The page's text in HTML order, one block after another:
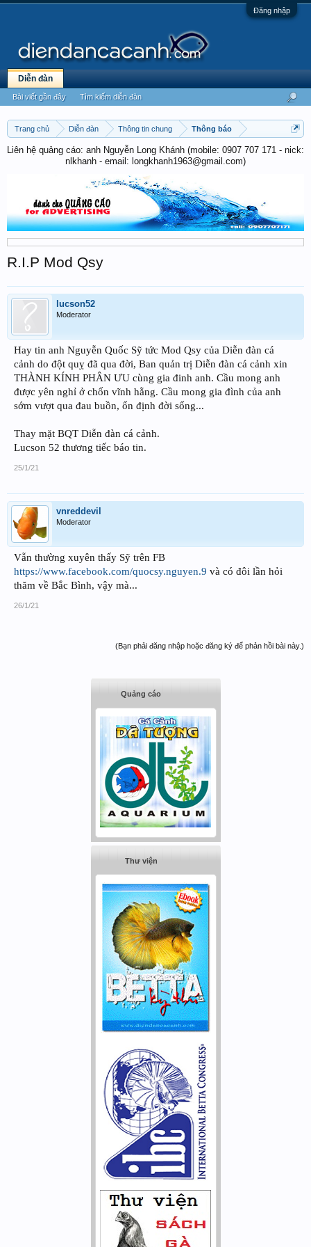
Đăng nhập
Trang chủ Diễn đàn Thông tin chung Thông báo
Liên hệ quảng cáo: anh Nguyễn Long Khánh (mobile: 0907 707 171 - nick:
nlkhanh - email: longkhanh1963@gmail.com)
R.I.P Mod Qsy
lucson52
Moderator
Hay tin anh Nguyễn Quốc Sỹ tức Mod Qsy của Diễn đàn cá
cảnh do đột quỵ đã qua đời, Ban quản trị Diễn đàn cá cảnh xin
THÀNH KÍNH PHÂN ƯU cùng gia đinh anh. Cầu mong anh
được yên nghỉ ở chốn vĩnh hằng. Cầu mong gia đình của anh
sớm vượt qua đau buồn, ổn định đời sống...
Thay mặt BQT Diễn đàn cá cảnh.
Lucson 52 thương tiếc báo tin.
25/1/21
vnreddevil
Moderator
Vẫn thường xuyên thấy Sỹ trên FB
https://www.facebook.com/quocsy.nguyen.9 và có đôi lần hỏi
thăm về Bắc Bình, vậy mà...
26/1/21
(Bạn phải đăng nhập hoặc đăng ký để phản hồi bài này.)
Quảng cáo
Thư viện
Diễn đàn
Bài viết gần đây Tìm kiếm diễn đàn